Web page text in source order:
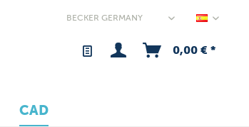
0,00 € *
CAD